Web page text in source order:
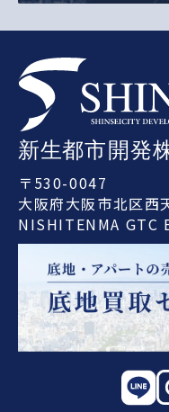
〒530-0047
大阪府大阪市北区
NISHITENMA GTC